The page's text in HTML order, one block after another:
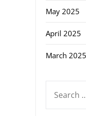
May 2025
April 2025
March 2025
FOR: